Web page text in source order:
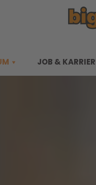
JOB &